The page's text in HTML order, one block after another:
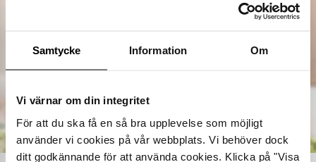
Samtycke Information Om
Vi värnar om din integritet
För att du ska få en så bra upplevelse som möjligt
använder vi cookies på vår webbplats. Vi behöver dock
ditt godkännande för att använda cookies. Klicka på "Visa